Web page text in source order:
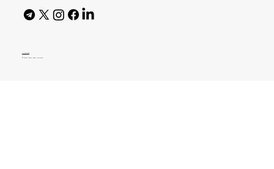
AI Policy
© 2026 High Bar Journal